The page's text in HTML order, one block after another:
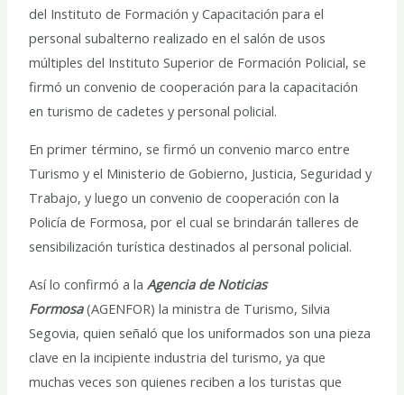
del Instituto de Formación y Capacitación para el
personal subalterno realizado en el salón de usos
múltiples del Instituto Superior de Formación Policial, se
firmó un convenio de cooperación para la capacitación
en turismo de cadetes y personal policial.
En primer término, se firmó un convenio marco entre
Turismo y el Ministerio de Gobierno, Justicia, Seguridad y
Trabajo, y luego un convenio de cooperación con la
Policía de Formosa, por el cual se brindarán talleres de
sensibilización turística destinados al personal policial.
Así lo confirmó a laAgencia de Noticias
Formosa(AGENFOR) la ministra de Turismo, Silvia
Segovia, quien señaló que los uniformados son una pieza
clave en la incipiente industria del turismo, ya que
muchas veces son quienes reciben a los turistas que